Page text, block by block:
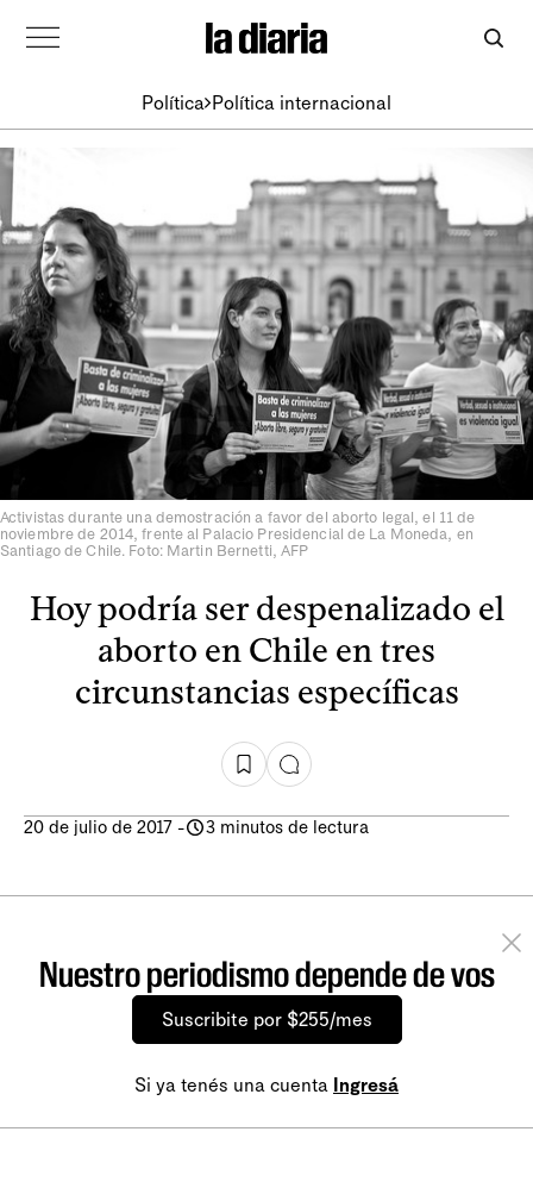
Política Política internacional
Activistas durante una demostración a favor del aborto legal, el 11 de
noviembre de 2014, frente al Palacio Presidencial de La Moneda, en
Santiago de Chile. Foto: Martin Bernetti, AFP
Hoy podría ser despenalizado el
aborto en Chile en tres
circunstancias específicas
20 de julio de 2017 - 3 minutos de lectura
Nuestro periodismo depende de vos
Suscribite por $255/mes
Si ya tenés una cuenta Ingresá